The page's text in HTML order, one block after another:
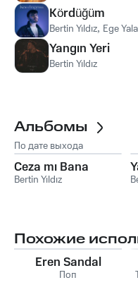
Kördüğüm
Bertin Yıldız, Ege
Yangın Yeri
Bertin Yıldız
Альбомы
По дате выхода
Ceza mı Bana
Bertin Yıldız
Похожие
Eren Sandal
Поп